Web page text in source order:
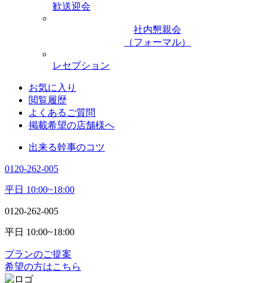
歓送迎会
社内懇親会
（フォーマル）
レセプション
お気に入り
閲覧履歴
よくあるご質問
掲載希望の店舗様へ
出来る幹事のコツ
0120-262-005
平日 10:00~18:00
0120-262-005
平日 10:00~18:00
プランのご提案
希望の方はこちら